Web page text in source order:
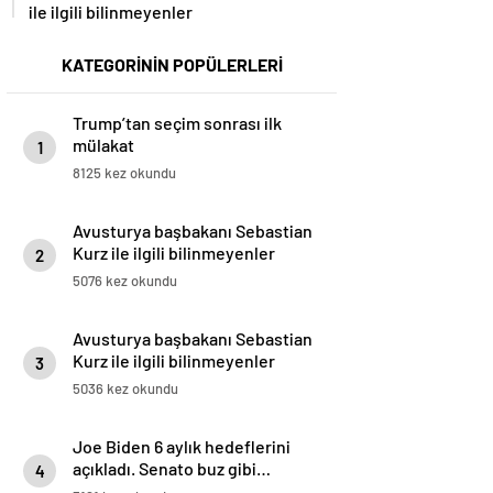
ile ilgili bilinmeyenler
KATEGORİNİN POPÜLERLERİ
1
Trump’tan seçim sonrası ilk
mülakat
8125 kez okundu
2
Avusturya başbakanı Sebastian
Kurz ile ilgili bilinmeyenler
5076 kez okundu
3
Avusturya başbakanı Sebastian
Kurz ile ilgili bilinmeyenler
5036 kez okundu
4
Joe Biden 6 aylık hedeflerini
açıkladı. Senato buz gibi…